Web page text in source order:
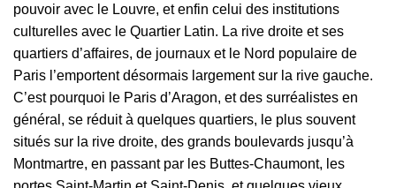
pouvoir avec le Louvre, et enfin celui des institutions
culturelles avec le Quartier Latin. La rive droite et ses
quartiers d’affaires, de journaux et le Nord populaire de
Paris l’emportent désormais largement sur la rive gauche.
C’est pourquoi le Paris d’Aragon, et des surréalistes en
général, se réduit à quelques quartiers, le plus souvent
situés sur la rive droite, des grands boulevards jusqu’à
Montmartre, en passant par les Buttes-Chaumont, les